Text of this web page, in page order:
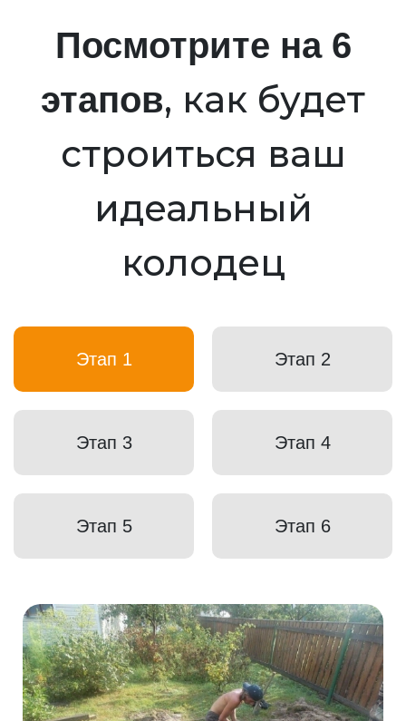
Посмотрите на 6
этапов, как будет
строиться ваш
идеальный
колодец
Этап 1 Этап 2
Этап 3 Этап 4
Этап 5 Этап 6